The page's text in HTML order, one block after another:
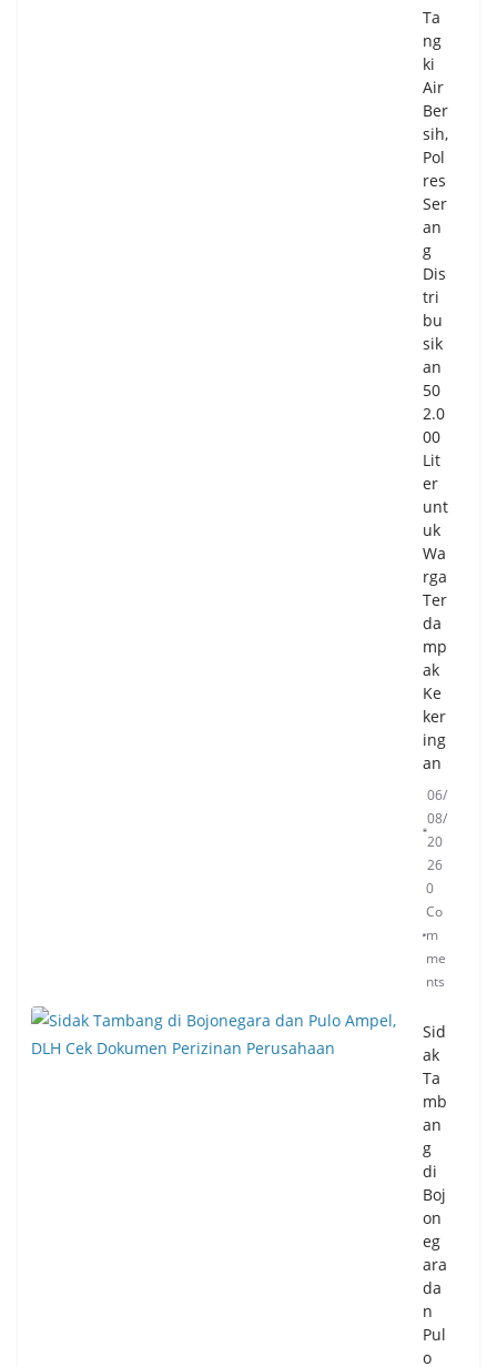
Ta
ng
ki
Air
Ber
sih,
Pol
res
Ser
an
g
Dis
tri
bu
sik
an
50
2.0
00
Lit
er
unt
uk
Wa
rga
Ter
da
mp
ak
Ke
ker
ing
an
06/
08/
20
26
0
Co
m
me
nts
Sid
ak
Ta
mb
an
g
di
Boj
on
eg
ara
da
n
Pul
o